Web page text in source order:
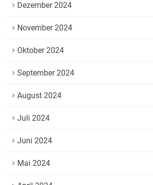
Dezember 2024
November 2024
Oktober 2024
September 2024
August 2024
Juli 2024
Juni 2024
Mai 2024